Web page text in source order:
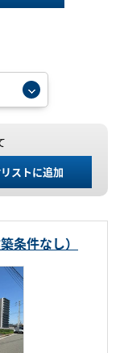
ストに追加
条件なし）